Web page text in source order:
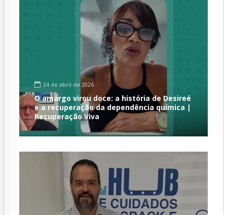
24 de abril de 2026
O amargo virou doce: a história de Desireé
e a recuperação da dependência química |
Recuperação Viva